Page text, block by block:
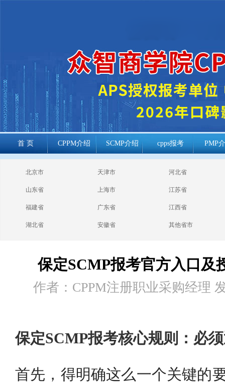
首 页 CPPM介绍 SCMP介绍 cpps报考 PMP
cppm报考常见
问题
北京市 天津市 河北省
山东省 上海市 江苏省
福建省 广东省 江西省
湖北省 安徽省 其他省市
保定SCMP报考官方入口及
作者：CPPM注册职业采购经理
保定SCMP报考核心规则：必
首先，得明确这么一个关键的